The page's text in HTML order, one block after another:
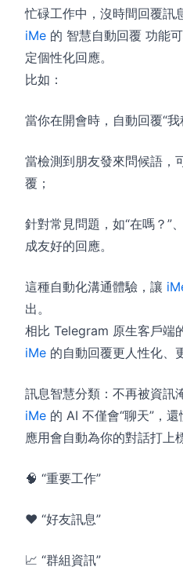
忙碌工作中，沒時間回覆訊
iMe 的 智慧自動回覆 功能
定個性化回應。
比如：
當你在開會時，自動回覆“我
當檢測到朋友發來問候語，
覆；
針對常見問題，如“在嗎？”
成友好的回應。
這種自動化溝通體驗，讓
出。
相比 Telegram 原生客戶端
iMe 的自動回覆更人性化、
訊息智慧分類：不再被資訊
iMe 的 AI 不僅會“聊天”，還
應用會自動為你的對話打上
🧠 “重要工作”
❤️ “好友訊息”
📈 “群組資訊”